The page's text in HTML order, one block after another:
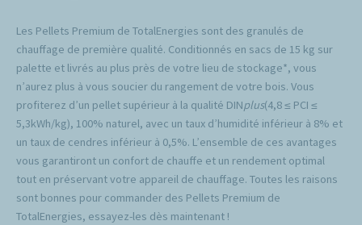
Les Pellets Premium de TotalEnergies sont des granulés de
chauffage de première qualité. Conditionnés en sacs de 15 kg sur
palette et livrés au plus près de votre lieu de stockage*, vous
n’aurez plus à vous soucier du rangement de votre bois. Vous
profiterez d’un pellet supérieur à la qualité DINplus(4,8 ≤ PCI ≤
5,3kWh/kg), 100% naturel, avec un taux d’humidité inférieur à 8% et
un taux de cendres inférieur à 0,5%. L’ensemble de ces avantages
vous garantiront un confort de chauffe et un rendement optimal
tout en préservant votre appareil de chauffage. Toutes les raisons
sont bonnes pour commander des Pellets Premium de
TotalEnergies, essayez-les dès maintenant !